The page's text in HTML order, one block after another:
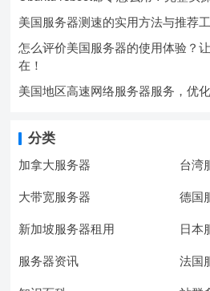
美国服务器测速的实用方法与推荐
怎么评价美国服务器的使用体验？
在！
美国地区高速网络服务器服务，优
分类
加拿大服务器 台湾
大带宽服务器 德国
新加坡服务器租用 日本
服务器资讯 法国